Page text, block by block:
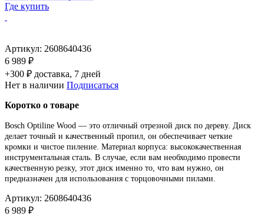
Где купить
Артикул: 2608640436
6 989 ₽
+300 ₽ доставка, 7 дней
Нет в наличии Подписаться
Коротко о товаре
Bosch Optiline Wood — это отличный отрезной диск по дереву. Диск
делает точный и качественный пропил, он обеспечивает четкие
кромки и чистое пиление. Материал корпуса: высококачественная
инструментальная сталь. В случае, если вам необходимо провести
качественную резку, этот диск именно то, что вам нужно, он
предназначен для использования с торцовочными пилами.
Артикул: 2608640436
6 989 ₽